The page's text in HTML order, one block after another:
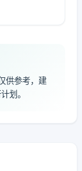
供参考，建
划。